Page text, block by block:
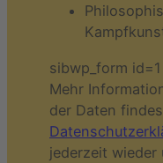
sibwp_form id=1
Mehr
der Daten
jederzeit wieder